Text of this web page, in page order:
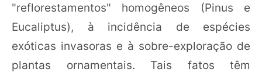
"reflorestamentos" homogêneos (Pinus e
Eucaliptus), à incidência de espécies
exóticas invasoras e à sobre-exploração de
plantas ornamentais. Tais fatos têm